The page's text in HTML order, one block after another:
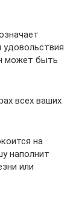
удовольствия
может быть
всех ваших
на
наполнит
или